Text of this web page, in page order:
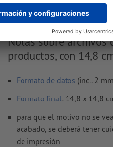
Notas sobre archivos
productos, con 14,8
Formato de datos (incl. 2
Formato final: 14,8 x 14,8
para que el motivo no se
acabado, se deberá tener
de impresión